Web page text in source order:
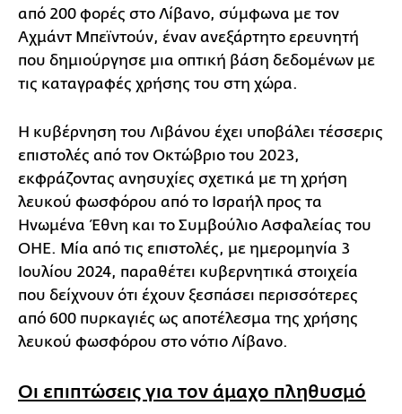
από 200 φορές στο Λίβανο, σύμφωνα με τον
Αχμάντ Μπεϊντούν, έναν ανεξάρτητο ερευνητή
που δημιούργησε μια οπτική βάση δεδομένων με
τις καταγραφές χρήσης του στη χώρα.
Η κυβέρνηση του Λιβάνου έχει υποβάλει τέσσερις
επιστολές από τον Οκτώβριο του 2023,
εκφράζοντας ανησυχίες σχετικά με τη χρήση
λευκού φωσφόρου από το Ισραήλ προς τα
Ηνωμένα Έθνη και το Συμβούλιο Ασφαλείας του
ΟΗΕ. Μία από τις επιστολές, με ημερομηνία 3
Ιουλίου 2024, παραθέτει κυβερνητικά στοιχεία
που δείχνουν ότι έχουν ξεσπάσει περισσότερες
από 600 πυρκαγιές ως αποτέλεσμα της χρήσης
λευκού φωσφόρου στο νότιο Λίβανο.
Οι επιπτώσεις για τον άμαχο πληθυσμό